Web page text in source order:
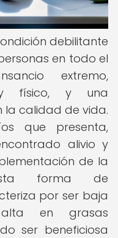
debilitante
en todo el
extremo,
y físico, y una
la calidad de vida.
que presenta,
alivio y
de la
forma de
por ser baja
en grasas
ser beneficiosa